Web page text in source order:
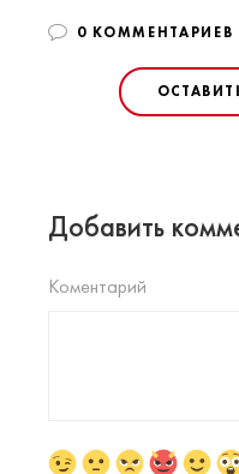
0 КОММЕНТАРИЕВ
Добавить
Коментарий